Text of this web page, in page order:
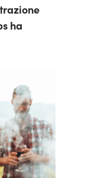
ha